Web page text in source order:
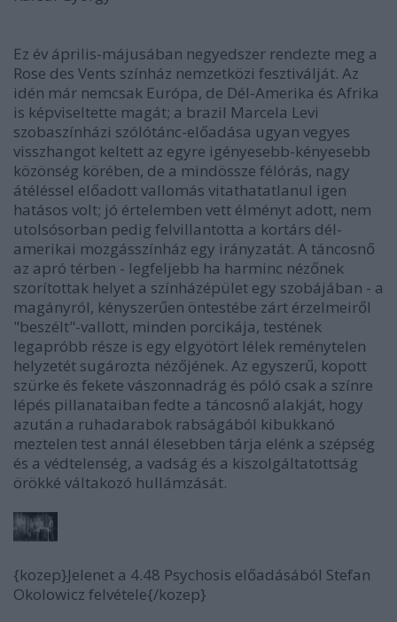
Ez év április-májusában negyedszer rendezte meg a
Rose des Vents színház nemzetközi fesztiválját. Az
idén már nemcsak Európa, de Dél-Amerika és Afrika
is képviseltette magát; a brazil Marcela Levi
szobaszínházi szólótánc-előadása ugyan vegyes
visszhangot keltett az egyre igényesebb-kényesebb
közönség körében, de a mindössze félórás, nagy
átéléssel előadott vallomás vitathatatlanul igen
hatásos volt; jó értelemben vett élményt adott, nem
utolsósorban pedig felvillantotta a kortárs dél-
amerikai mozgásszínház egy irányzatát. A táncosnő
az apró térben - legfeljebb ha harminc nézőnek
szorítottak helyet a színházépület egy szobájában - a
magányról, kényszerűen öntestébe zárt érzelmeiről
"beszélt"-vallott, minden porcikája, testének
legapróbb része is egy elgyötört lélek reménytelen
helyzetét sugározta nézőjének. Az egyszerű, kopott
szürke és fekete vászonnadrág és póló csak a színre
lépés pillanataiban fedte a táncosnő alakját, hogy
azután a ruhadarabok rabságából kibukkanó
meztelen test annál élesebben tárja elénk a szépség
és a védtelenség, a vadság és a kiszolgáltatottság
örökké váltakozó hullámzását.
{kozep}Jelenet a 4.48 Psychosis előadásából Stefan
Okolowicz felvétele{/kozep}